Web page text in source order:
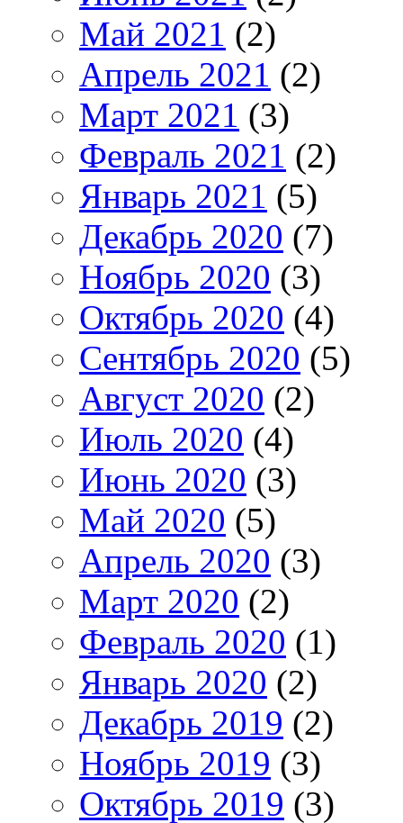
Май 2021 (2)
Апрель 2021 (2)
Март 2021 (3)
Февраль 2021 (2)
Январь 2021 (5)
Декабрь 2020 (7)
Ноябрь 2020 (3)
Октябрь 2020 (4)
Сентябрь 2020 (5)
Август 2020 (2)
Июль 2020 (4)
Июнь 2020 (3)
Май 2020 (5)
Апрель 2020 (3)
Март 2020 (2)
Февраль 2020 (1)
Январь 2020 (2)
Декабрь 2019 (2)
Ноябрь 2019 (3)
Октябрь 2019 (3)